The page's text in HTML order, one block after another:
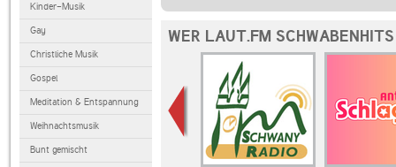
Kinder-Musik
Gay
Christliche Musik
Gospel
Meditation & Entspannung
Weihnachtsmusik
Bunt gemischt
WER LAUT.FM